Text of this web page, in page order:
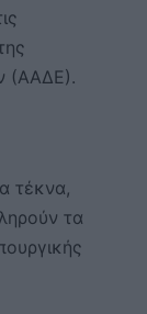
(ΑΑΔΕ).
τέκνα,
τα